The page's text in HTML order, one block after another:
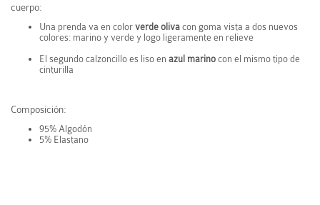
cuerpo:
Una prenda va en color verde oliva con goma vista a dos nuevos
colores: marino y verde y logo ligeramente en relieve
El segundo calzoncillo es liso en azul marino con el mismo tipo de
cinturilla
Composición:
95% Algodón
5% Elastano